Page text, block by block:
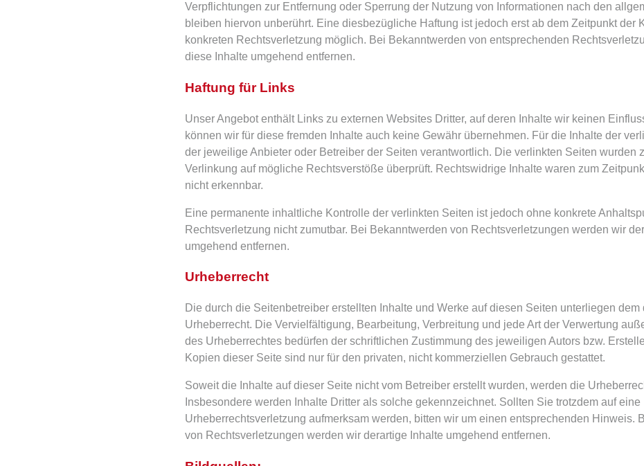
Verpflichtungen zur Entfernung oder Sperrung der Nutzung von Informationen nach den
bleiben hiervon unberührt. Eine diesbezügliche Haftung ist jedoch erst ab dem Zeitpunkt der
konkreten Rechtsverletzung möglich. Bei Bekanntwerden von entsprechenden
diese Inhalte umgehend entfernen.
Haftung für Links
Unser Angebot enthält Links zu externen Websites Dritter, auf deren Inhalte wir keinen
können wir für diese fremden Inhalte auch keine Gewähr übernehmen. Für die Inhalte der
der jeweilige Anbieter oder Betreiber der Seiten verantwortlich. Die verlinkten Seiten wurden
Verlinkung auf mögliche Rechtsverstöße überprüft. Rechtswidrige Inhalte waren zum
nicht erkennbar.
Eine permanente inhaltliche Kontrolle der verlinkten Seiten ist jedoch ohne konkrete
Rechtsverletzung nicht zumutbar. Bei Bekanntwerden von Rechtsverletzungen werden wir
umgehend entfernen.
Urheberrecht
Die durch die Seitenbetreiber erstellten Inhalte und Werke auf diesen Seiten unterliegen dem
Urheberrecht. Die Vervielfältigung, Bearbeitung, Verbreitung und jede Art der Verwertung
des Urheberrechtes bedürfen der schriftlichen Zustimmung des jeweiligen Autors bzw.
Kopien dieser Seite sind nur für den privaten, nicht kommerziellen Gebrauch gestattet.
Soweit die Inhalte auf dieser Seite nicht vom Betreiber erstellt wurden, werden die
Insbesondere werden Inhalte Dritter als solche gekennzeichnet. Sollten Sie trotzdem auf eine
Urheberrechtsverletzung aufmerksam werden, bitten wir um einen entsprechenden Hinweis.
von Rechtsverletzungen werden wir derartige Inhalte umgehend entfernen.